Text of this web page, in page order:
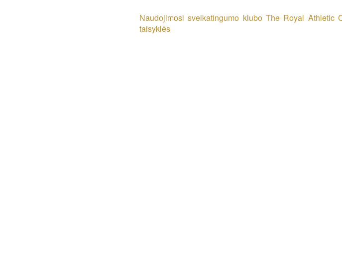
Naudojimosi sveikatingumo klubo The Royal Athletic
taisyklės